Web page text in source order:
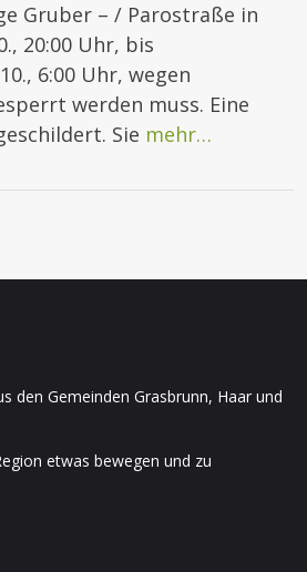
Gruber – / Parostraße in
20:00 Uhr, bis
6:00 Uhr, wegen
werden muss. Eine
Sie mehr…
den Gemeinden Grasbrunn, Haar und
etwas bewegen und zu